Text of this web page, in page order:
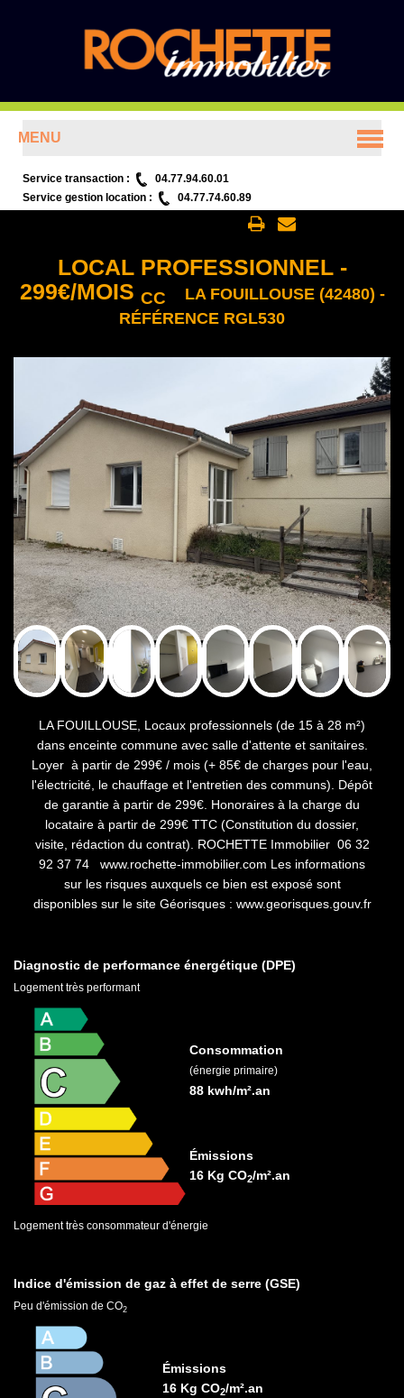
MENU
ANNONCES
Service transaction :
04.77.94.60.01
Service gestion location :
04.77.74.60.89
LOCAL PROFESSIONNEL -
299€/MOIS CC
LA FOUILLOUSE (42480) -
RÉFÉRENCE RGL530
LA FOUILLOUSE, Locaux professionnels (de 15 à 28 m²)
dans enceinte commune avec salle d'attente et sanitaires.
Loyer à partir de 299€ / mois (+ 85€ de charges pour l'eau,
l'électricité, le chauffage et l'entretien des communs). Dépôt
de garantie à partir de 299€. Honoraires à la charge du
locataire à partir de 299€ TTC (Constitution du dossier,
visite, rédaction du contrat). ROCHETTE Immobilier 06 32
92 37 74 www.rochette-immobilier.com Les informations
sur les risques auxquels ce bien est exposé sont
disponibles sur le site Géorisques : www.georisques.gouv.fr
Diagnostic de performance énergétique (DPE)
Logement très performant
Logement très consommateur d'énergie
Consommation
(énergie primaire)
88 kwh/m².an
Émissions
16 Kg CO2/m².an
Indice d'émission de gaz à effet de serre (GSE)
Peu d'émission de CO2
Émissions
16 Kg CO2/m².an